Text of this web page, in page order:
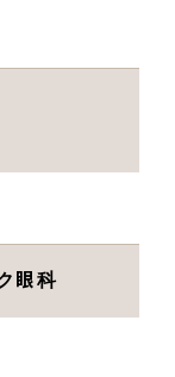
眼科